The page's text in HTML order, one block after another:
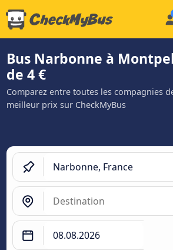
Bus Narbonne à
de 4 €
Comparez entre toutes les compagnies
meilleur prix sur CheckMyBus